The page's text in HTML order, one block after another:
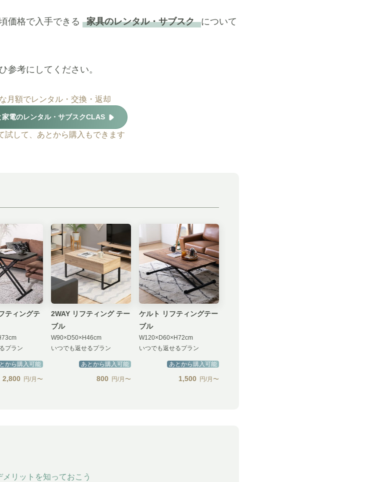
価格で入手できる 家具のレンタル・サブスク について
参考にしてください。
月額でレンタル・交換・返却
家電のレンタル・サブスクCLAS
試して、あとから購入もできます
ティングテ
プラン
から購入可能
2,800 円/月〜
2WAY リフティング テー
ブル
W90×D50×H46cm
いつでも返せるプラン
あとから購入可能
800 円/月〜
ケルト リフティングテー
ブル
W120×D60×H72cm
いつでも返せるプラン
あとから購入可能
1,500 円/月〜
リットを知っておこう